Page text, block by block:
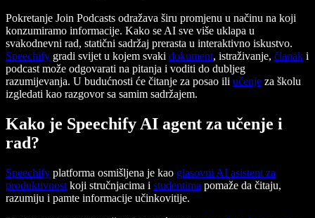
Pokretanje Join Podcasts odražava širu promjenu u načinu na koji
konzumiramo informacije. Kako se AI sve više uklapa u
svakodnevni rad, statični sadržaj prerasta u interaktivno iskustvo.
Speechify gradi svijet u kojem svaki dokument, istraživanje, članak i
podcast može odgovarati na pitanja i voditi do dubljeg
razumijevanja. U budućnosti će čitanje za posao ili učenje za školu
izgledati kao razgovor sa samim sadržajem.
Kako je Speechify AI agent za učenje i
rad?
Speechify platforma osmišljena je kao glasovni AI asistent za
produktivnost koji stručnjacima i studentima pomaže da čitaju,
razumiju i pamte informacije učinkovitije.